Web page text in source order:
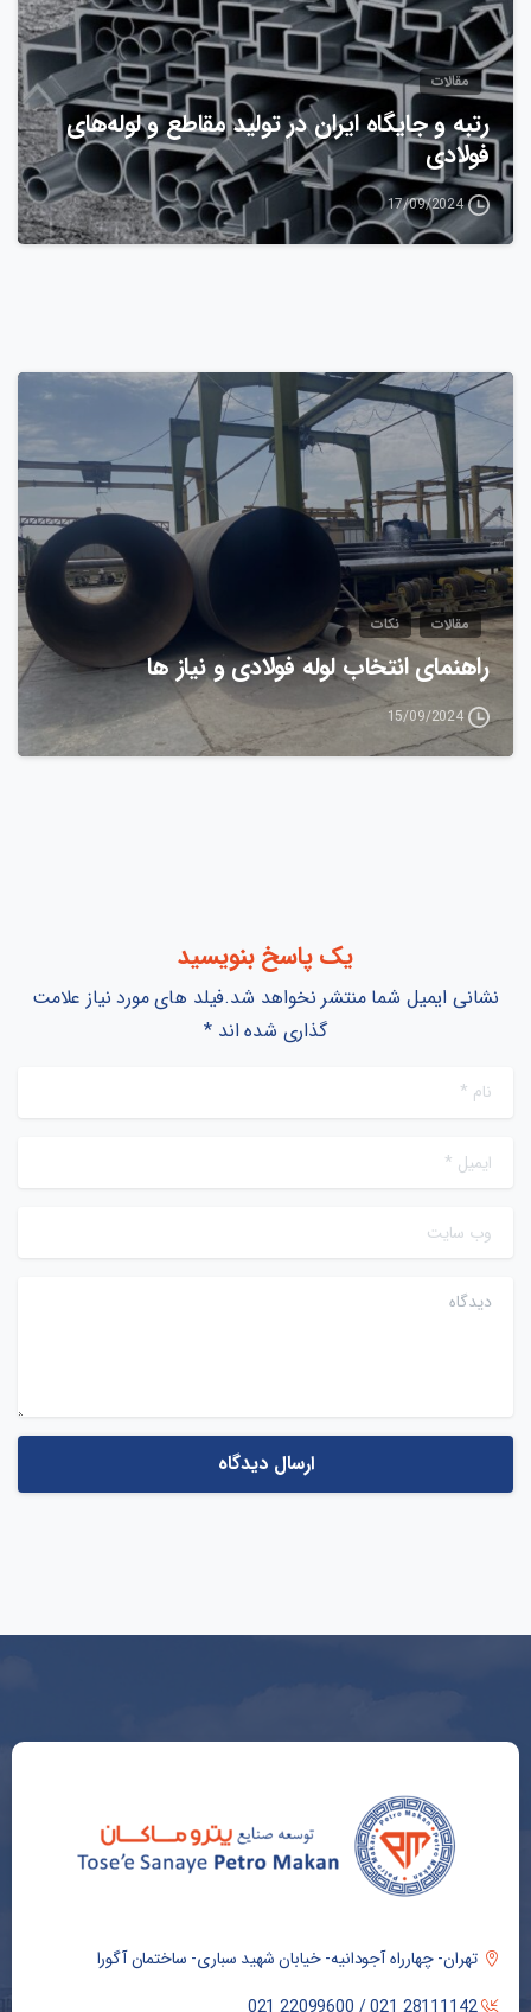
مقالات
رتبه و جایگاه ایران در تولید مقاطع و لوله‌های
فولادی
17/09/2024
مقالات نکات
راهنمای انتخاب لوله فولادی و نیاز ها
15/09/2024
یک پاسخ بنویسید
نشانی ایمیل شما منتشر نخواهد شد.فیلد های مورد نیاز علامت
گذاری شده اند *
نام*
ایمیل *
وب سایت
دیدگاه
تهران- چهارراه آجودانیه- خیابان شهید سباری- ساختمان آگورا